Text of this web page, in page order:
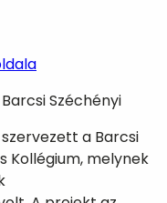
Széchényi
a Barcsi
Kollégium, melynek